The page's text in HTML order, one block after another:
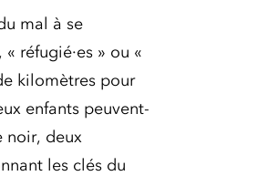
mal à se
réfugié·es » ou «
kilomètres pour
enfants peuvent-
noir, deux
les clés du